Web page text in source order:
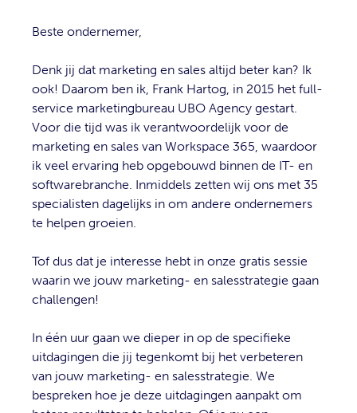
Beste ondernemer,
Denk jij dat marketing en sales altijd beter kan? Ik
ook! Daarom ben ik, Frank Hartog, in 2015 het full-
service marketingbureau UBO Agency gestart.
Voor die tijd was ik verantwoordelijk voor de
marketing en sales van Workspace 365, waardoor
ik veel ervaring heb opgebouwd binnen de IT- en
softwarebranche. Inmiddels zetten wij ons met 35
specialisten dagelijks in om andere ondernemers
te helpen groeien.
Tof dus dat je interesse hebt in onze gratis sessie
waarin we jouw marketing- en salesstrategie gaan
challengen!
In één uur gaan we dieper in op de specifieke
uitdagingen die jij tegenkomt bij het verbeteren
van jouw marketing- en salesstrategie. We
bespreken hoe je deze uitdagingen aanpakt om